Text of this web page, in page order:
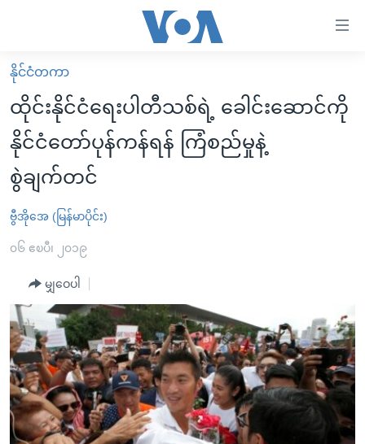
လွယ်ကူ
စေ
သည့်
Link
များ
ပင်မ
အကြောင်းအရာ
ကျော်
ကြည့်
ရန်
ပင်မ
အ
ညွန်း
စာမျက်နှာ
သို့
မူလစာမျက်နှာ
မြန်မာ
ကမ္ဘာ့သတင်းများ
နိုင်ငံတကာ
အစ္စရေး-ပါလက်စတိုင်း
ဗွီဒီယို
အင်္ဂလိပ်စာလေ့လာမယ်
အမေရိကန်သုံးအီဒီယံ
မကြေးမုံရဲ့ အင်္ဂလိပ်စာ
ရုပ်ရှင်ထဲက အင်္ဂလိပ်စာ
သုတပဒေသာ အင်္ဂလိပ်စာ
အပတ်စဉ်ကဏ္ဍများ
ရေဒီယို
တီဗွီ
ရေဒီယိုနှင့်ရုပ်သံ အချက်အလက်များ
ရေဒီယို/တီဗွီအစီအစဉ်
Learning English
ဗွီအိုအေ လူမှုကွန်ယက်များ
နိုင်ငံတကာ
ထိုင်းနိုင်ငံရေးပါတီသစ်ရဲ့ ခေါင်းဆောင်ကို
နိုင်ငံတော်ပုန်ကန်ရန် ကြံစည်မှုနဲ့
စွဲချက်တင်
ဗွီအိုအေ (မြန်မာပိုင်း)
၀၆ ဧၿပီ၊ ၂၀၁၉
မျှဝေပါ